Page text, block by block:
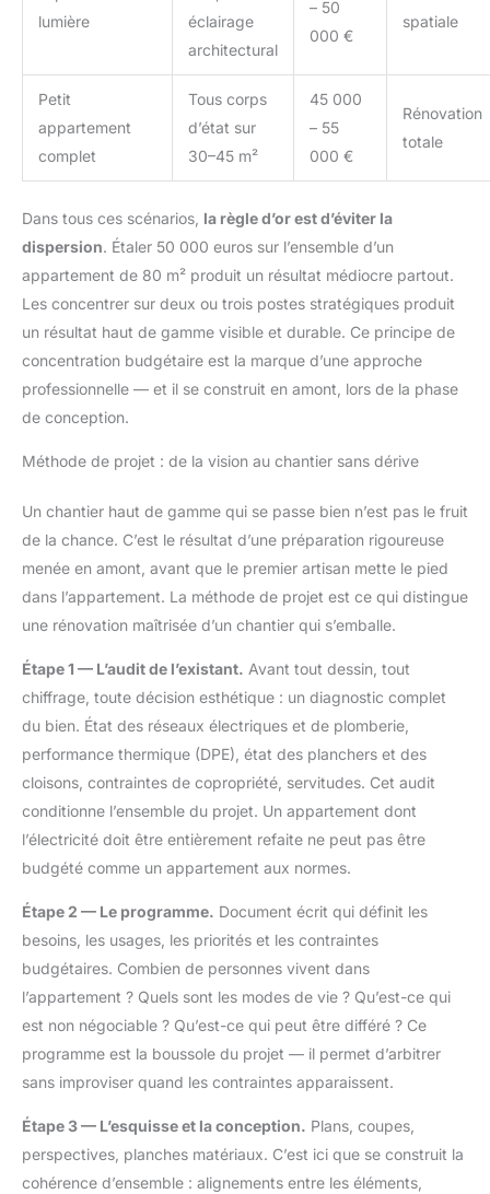
lumière
éclairage
architectural
– 50
000 €
spatiale
Petit
appartement
complet
Tous corps
d’état sur
30–45 m²
45 000
– 55
000 €
Rénovation
totale
Dans tous ces scénarios, la règle d’or est d’éviter la
dispersion. Étaler 50 000 euros sur l’ensemble d’un
appartement de 80 m² produit un résultat médiocre partout.
Les concentrer sur deux ou trois postes stratégiques produit
un résultat haut de gamme visible et durable. Ce principe de
concentration budgétaire est la marque d’une approche
professionnelle — et il se construit en amont, lors de la phase
de conception.
Méthode de projet : de la vision au chantier sans dérive
Un chantier haut de gamme qui se passe bien n’est pas le fruit
de la chance. C’est le résultat d’une préparation rigoureuse
menée en amont, avant que le premier artisan mette le pied
dans l’appartement. La méthode de projet est ce qui distingue
une rénovation maîtrisée d’un chantier qui s’emballe.
Étape 1 — L’audit de l’existant. Avant tout dessin, tout
chiffrage, toute décision esthétique : un diagnostic complet
du bien. État des réseaux électriques et de plomberie,
performance thermique (DPE), état des planchers et des
cloisons, contraintes de copropriété, servitudes. Cet audit
conditionne l’ensemble du projet. Un appartement dont
l’électricité doit être entièrement refaite ne peut pas être
budgété comme un appartement aux normes.
Étape 2 — Le programme. Document écrit qui définit les
besoins, les usages, les priorités et les contraintes
budgétaires. Combien de personnes vivent dans
l’appartement ? Quels sont les modes de vie ? Qu’est-ce qui
est non négociable ? Qu’est-ce qui peut être différé ? Ce
programme est la boussole du projet — il permet d’arbitrer
sans improviser quand les contraintes apparaissent.
Étape 3 — L’esquisse et la conception. Plans, coupes,
perspectives, planches matériaux. C’est ici que se construit la
cohérence d’ensemble : alignements entre les éléments,